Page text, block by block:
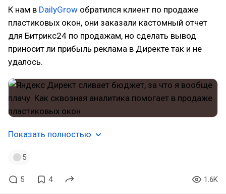
К нам в DailyGrow обратился клиент по продаже
пластиковых окон, они заказали кастомный отчет
для Битрикс24 по продажам, но сделать вывод
приносит ли прибыль реклама в Директе так и не
удалось.
Показать полностью
5
5 4 1.6K